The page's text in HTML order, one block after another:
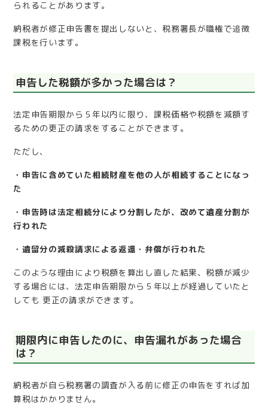
られることがあります。
納税者が修正申告書を提出しないと、税務署長が職権で追徴
課税を行います。
申告した税額が多かった場合は？
法定申告期限から５年以内に限り、課税価格や税額を減額す
るための更正の請求をすることができます。
ただし、
・申告に含めていた相続財産を他の人が相続することになっ
た
・申告時は法定相続分により分割したが、改めて遺産分割が
行われた
・遺留分の減殺請求による返還・弁償が行われた
このような理由により税額を算出し直した結果、税額が減少
する場合には、法定申告期限から５年以上が経過していたと
しても 更正の請求ができます。
期限内に申告したのに、申告漏れがあった場合
は？
納税者が自ら税務署の調査が入る前に修正の申告をすれば加
算税はかかりません。